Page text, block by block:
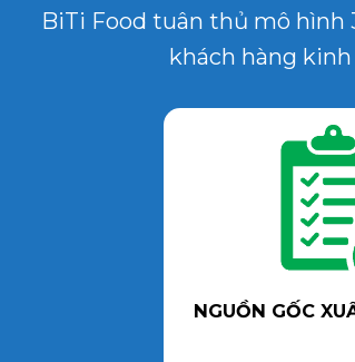
BiTi Food tuân thủ mô hình
khách hàng
NGUỒN GỐC